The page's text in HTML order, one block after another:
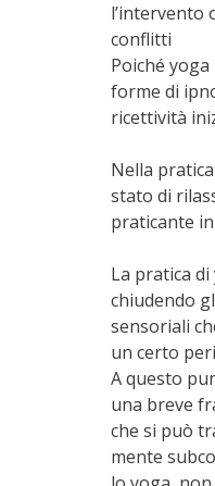
l’intervento
conflitti
Poiché
forme di
ricettività
Nella
stato di
praticante
La pratica
chiudendo
sensoriali
un certo
A questo
una breve
che si può
mente